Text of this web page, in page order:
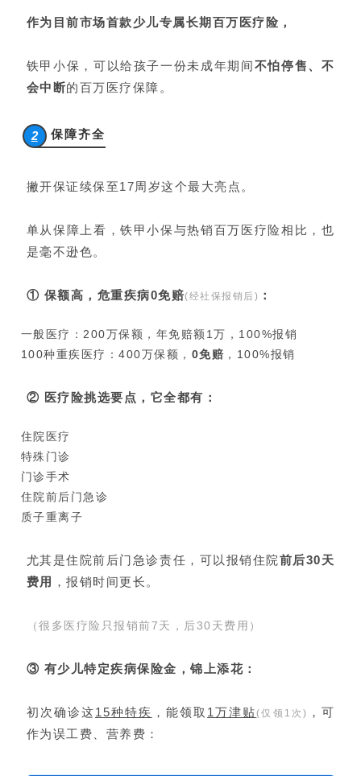
作为 目前市场首款少儿专属长期百万医疗险，
铁甲小保，可以给孩子一份未成年期间不怕停售、不
会中断的百万医疗保障。
保障齐全
2
撇开保证续保至17周岁这个最大亮点。
单从保障上看，铁甲小保与热销百万医疗险相比，也
是毫不逊色。
① 保额高，危重疾病0免赔(经社保报销后) ：
一般医疗：200万保额，年免赔额1万，100%报销
100种重疾医疗：400万保额， 0免赔 ，100%报销
② 医疗险挑选要点，它全都有：
住院医疗
特殊门诊
门诊手术
住院前后门急诊
质子重离子
尤其是住院前后门急诊责任，可以报销住院前后30天
费用 ，报销时间更长。
（很多医疗险只报销前7天，后30天费用）
③ 有少儿特定疾病保险金，锦上添花：
初次确诊这15种特疾 ，能领取 1万津贴 (仅领1次)
，可
作为误工费、营养费：